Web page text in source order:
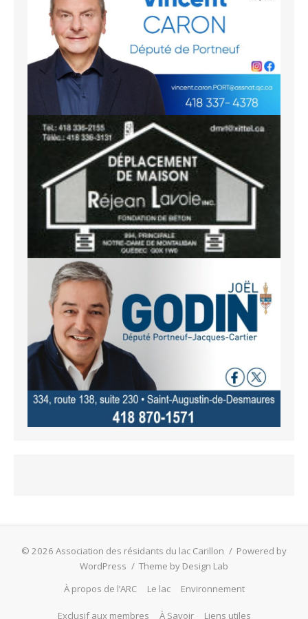
© 2026 Association des résidants du lac Carillon / Powered by
WordPress / Theme by Design Lab
À propos de l’ARC
Le lac Environnement
Exclusif aux membres À Savoir Liens utiles